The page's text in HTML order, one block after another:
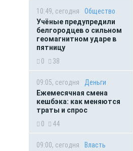
10:49, сегодня
Общество
Учёные предупредили
белгородцев о сильном
геомагнитном ударе в
пятницу
0
38
09:05, сегодня
Деньги
Ежемесячная смена
кешбэка: как меняются
траты и спрос
0
44
09:00, сегодня
Власть